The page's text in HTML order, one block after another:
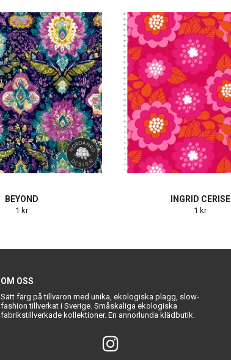
BEYOND
1 kr
INGRID CERISE
1 kr
OM OSS
Sätt färg på tillvaron med unika, ekologiska plagg, slow-
fashion tillverkat i Sverige. Småskaliga ekologiska
fabrikstillverkade kollektioner. En annorlunda klädbutik.